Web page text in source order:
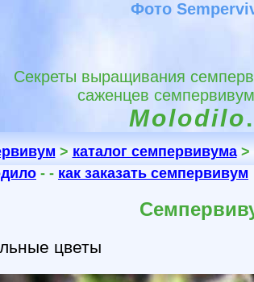
Фото
Секреты выращивания
саженцев
Molodilo
> каталог семпервивума>
- - как заказать семпервивум
цветы